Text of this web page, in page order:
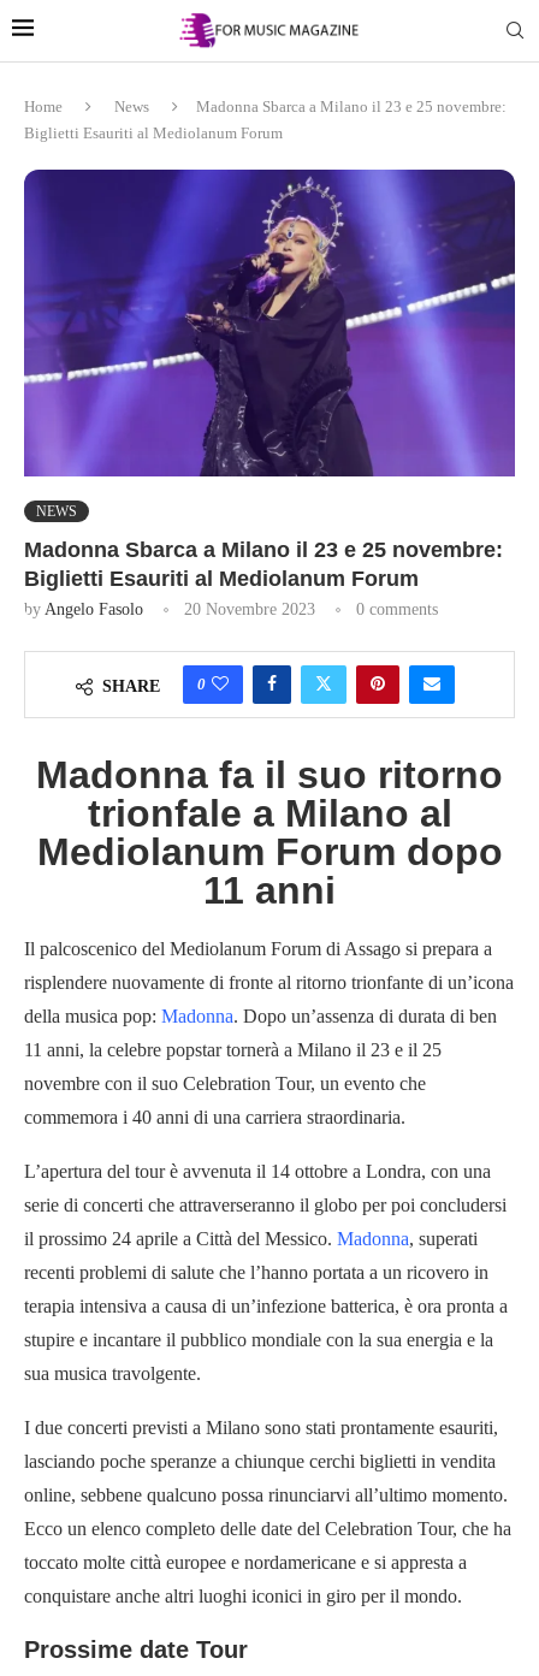
Home News
Madonna Sbarca a Milano il 23 e 25 novembre:
Biglietti Esauriti al Mediolanum Forum
NEWS
Madonna Sbarca a Milano il 23 e 25 novembre:
Biglietti Esauriti al Mediolanum Forum
by Angelo Fasolo 20 Novembre 2023 0 comments
SHARE 0
Madonna fa il suo ritorno
trionfale a Milano al
Mediolanum Forum dopo
11 anni
Il palcoscenico del Mediolanum Forum di Assago si prepara a
risplendere nuovamente di fronte al ritorno trionfante di un’icona
della musica pop: Madonna. Dopo un’assenza di durata di ben
11 anni, la celebre popstar tornerà a Milano il 23 e il 25
novembre con il suo Celebration Tour, un evento che
commemora i 40 anni di una carriera straordinaria.
L’apertura del tour è avvenuta il 14 ottobre a Londra, con una
serie di concerti che attraverseranno il globo per poi concludersi
il prossimo 24 aprile a Città del Messico. Madonna, superati
recenti problemi di salute che l’hanno portata a un ricovero in
terapia intensiva a causa di un’infezione batterica, è ora pronta a
stupire e incantare il pubblico mondiale con la sua energia e la
sua musica travolgente.
I due concerti previsti a Milano sono stati prontamente esauriti,
lasciando poche speranze a chiunque cerchi biglietti in vendita
online, sebbene qualcuno possa rinunciarvi all’ultimo momento.
Ecco un elenco completo delle date del Celebration Tour, che ha
toccato molte città europee e nordamericane e si appresta a
conquistare anche altri luoghi iconici in giro per il mondo.
Prossime date Tour